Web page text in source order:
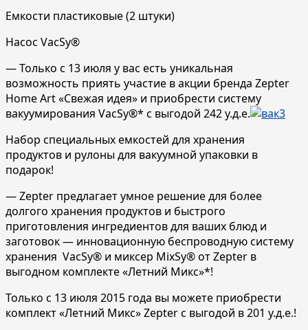
Емкости пластиковые (2 штуки)
Насос VacSy®
— Только с 13 июля у вас есть уникальная
возможность приять участие в акции бренда Zepter
Home Art «Свежая идея» и приобрести систему
вакуумирования VacSy®* с выгодой 242 у.д.е.
Набор специальных емкостей для хранения
продуктов и рулоны для вакуумной упаковки в
подарок!
— Zepter предлагает умное решение для более
долгого хранения продуктов и быстрого
приготовления ингредиентов для ваших блюд и
заготовок — инновационную беспроводную систему
хранения VacSy® и миксер MixSy® от Zepter в
выгодном комплекте «Летний Микс»*!
Только с 13 июля 2015 года вы можете приобрести
комплект «Летний Микс» Zepter c выгодой в 201 у.д.е.!